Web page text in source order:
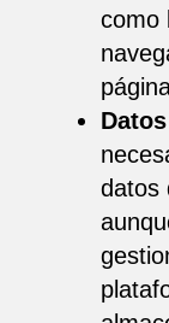
como
datos